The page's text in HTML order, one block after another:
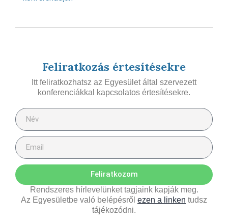
Feliratkozás értesítésekre
Itt feliratkozhatsz az Egyesület által szervezett
konferenciákkal kapcsolatos értesítésekre.
Feliratkozom
Rendszeres hírlevelünket tagjaink kapják meg.
Az Egyesületbe való belépésről ezen a linken tudsz
tájékozódni.